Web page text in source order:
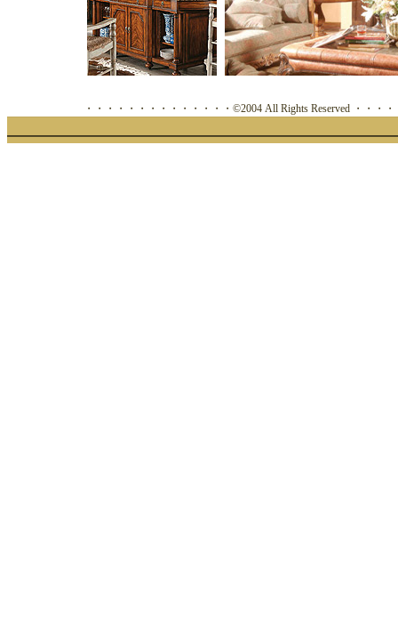
・・・・・・・・・・・・・・©2004 All Rights Reserved ・・・